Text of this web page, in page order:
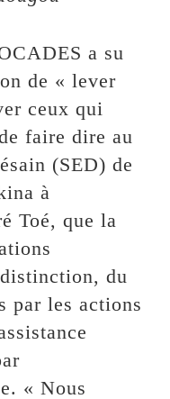
a su
de « lever
ceux qui
faire dire au
(SED) de
à
Toé, que la
du
par les actions
« Nous